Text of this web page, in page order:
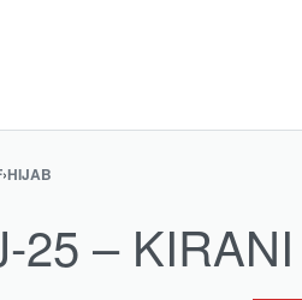
›HIJAB
25 – KIRANI